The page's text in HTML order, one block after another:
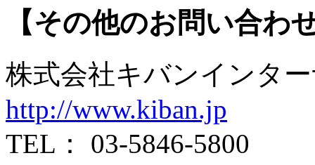
【その他のお問い合わ
株式会社キバンインタ
http://www.kiban.jp
TEL： 03-5846-5800